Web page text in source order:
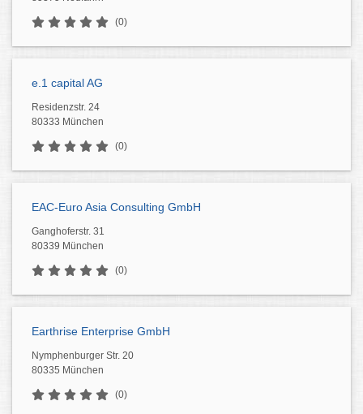
(0)
e.1 capital AG
Residenzstr. 24
80333 München
(0)
EAC-Euro Asia Consulting GmbH
Ganghoferstr. 31
80339 München
(0)
Earthrise Enterprise GmbH
Nymphenburger Str. 20
80335 München
(0)